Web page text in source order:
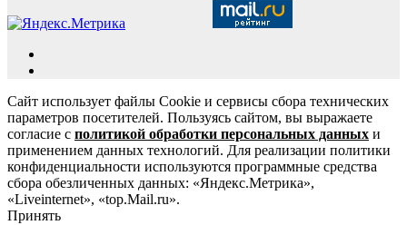
Сайт использует файлы Cookie и сервисы сбора технических
параметров посетителей. Пользуясь сайтом, вы выражаете
согласие с политикой обработки персональных данных и
применением данных технологий. Для реализации политики
конфиденциальности используются программные средства
сбора обезличенных данных: «Яндекс.Метрика»,
«Liveinternet», «top.Mail.ru».
Принять